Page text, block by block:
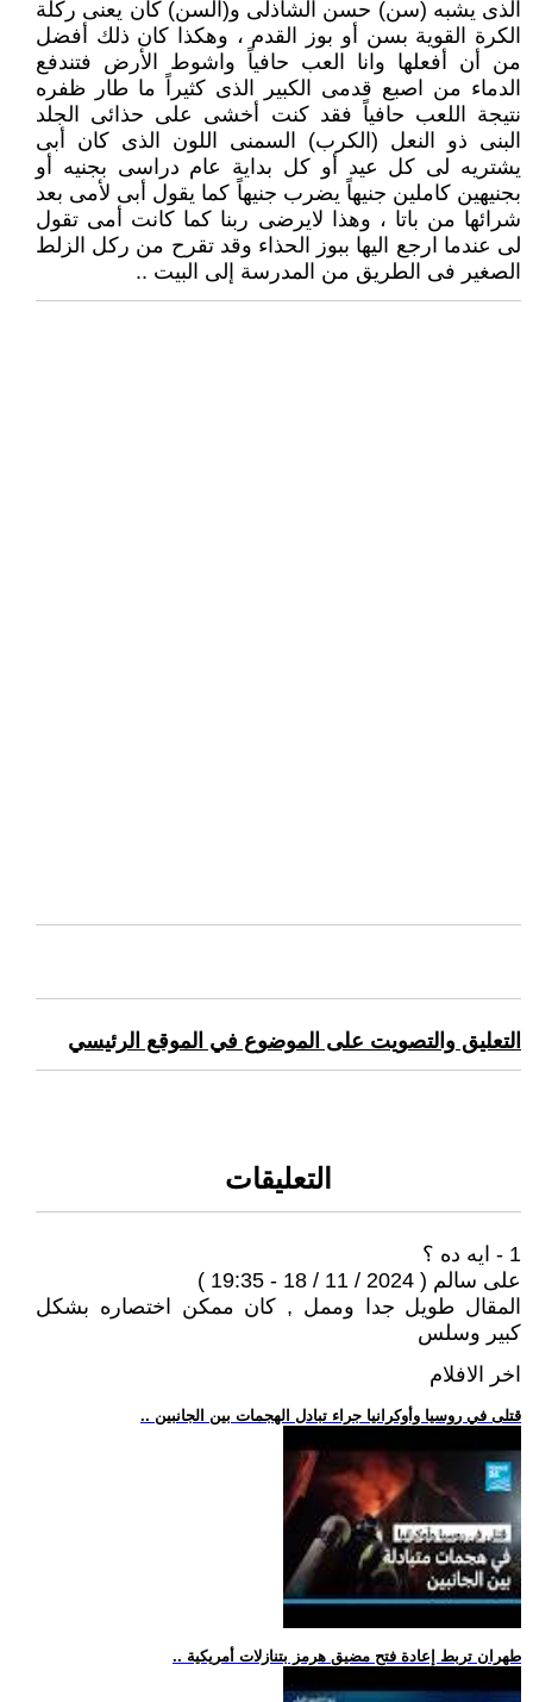
الذى يشبه (سن) حسن الشاذلى و(السن) كان يعنى ركلة
الكرة القوية بسن أو بوز القدم ، وهكذا كان ذلك أفضل
من أن أفعلها وانا العب حافياً واشوط الأرض فتندفع
الدماء من اصبع قدمى الكبير الذى كثيراً ما طار ظفره
نتيجة اللعب حافياً فقد كنت أخشى على حذائى الجلد
البنى ذو النعل (الكرب) السمنى اللون الذى كان أبى
يشتريه لى كل عيد أو كل بداية عام دراسى بجنيه أو
بجنيهين كاملين جنيهاً يضرب جنيهاً كما يقول أبى لأمى بعد
شرائها من باتا ، وهذا لايرضى ربنا كما كانت أمى تقول
لى عندما ارجع اليها ببوز الحذاء وقد تقرح من ركل الزلط
الصغير فى الطريق من المدرسة إلى البيت ..
التعليق والتصويت على الموضوع في الموقع الرئيسي
التعليقات
1 - ايه ده ؟
على سالم ( 2024 / 11 / 18 - 19:35 )
المقال طويل جدا وممل , كان ممكن اختصاره بشكل
كبير وسلس
اخر الافلام
.. قتلى في روسيا وأوكرانيا جراء تبادل الهجمات بين الجانبين
.. طهران تربط إعادة فتح مضيق هرمز بتنازلات أمريكية